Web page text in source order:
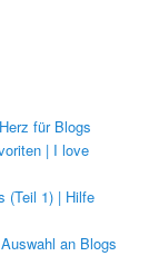
für Blogs
| I love
(Teil 1) | Hilfe
an Blogs